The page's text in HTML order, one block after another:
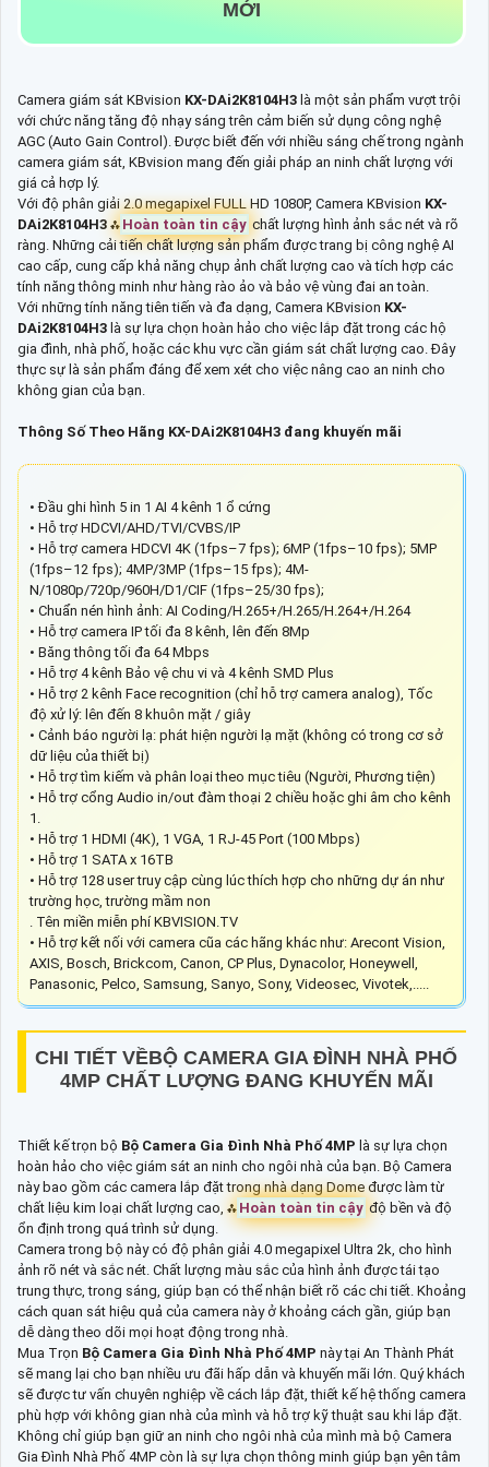
MỚI
Camera giám sát KBvision KX-DAi2K8104H3 là một sản phẩm vượt trội
với chức năng tăng độ nhạy sáng trên cảm biến sử dụng công nghệ
AGC (Auto Gain Control). Được biết đến với nhiều sáng chế trong ngành
camera giám sát, KBvision mang đến giải pháp an ninh chất lượng với
giá cả hợp lý.
Với độ phân giải 2.0 megapixel FULL HD 1080P, Camera KBvision KX-
DAi2K8104H3 ⁂ Hoàn toàn tin cậy chất lượng hình ảnh sắc nét và rõ
ràng. Những cải tiến chất lượng sản phẩm được trang bị công nghệ AI
cao cấp, cung cấp khả năng chụp ảnh chất lượng cao và tích hợp các
tính năng thông minh như hàng rào ảo và bảo vệ vùng đai an toàn.
Với những tính năng tiên tiến và đa dạng, Camera KBvision KX-
DAi2K8104H3 là sự lựa chọn hoàn hảo cho việc lắp đặt trong các hộ
gia đình, nhà phố, hoặc các khu vực cần giám sát chất lượng cao. Đây
thực sự là sản phẩm đáng để xem xét cho việc nâng cao an ninh cho
không gian của bạn.
Thông Số Theo Hãng KX-DAi2K8104H3 đang khuyến mãi
• Đầu ghi hình 5 in 1 AI 4 kênh 1 ổ cứng
• Hỗ trợ HDCVI/AHD/TVI/CVBS/IP
• Hỗ trợ camera HDCVI 4K (1fps–7 fps); 6MP (1fps–10 fps); 5MP
(1fps–12 fps); 4MP/3MP (1fps–15 fps); 4M-
N/1080p/720p/960H/D1/CIF (1fps–25/30 fps);
• Chuẩn nén hình ảnh: AI Coding/H.265+/H.265/H.264+/H.264
• Hỗ trợ camera IP tối đa 8 kênh, lên đến 8Mp
• Băng thông tối đa 64 Mbps
• Hỗ trợ 4 kênh Bảo vệ chu vi và 4 kênh SMD Plus
• Hỗ trợ 2 kênh Face recognition (chỉ hỗ trợ camera analog), Tốc
độ xử lý: lên đến 8 khuôn mặt / giây
• Cảnh báo người lạ: phát hiện người lạ mặt (không có trong cơ sở
dữ liệu của thiết bị)
• Hỗ trợ tìm kiếm và phân loại theo mục tiêu (Người, Phương tiện)
• Hỗ trợ cổng Audio in/out đàm thoại 2 chiều hoặc ghi âm cho kênh
1.
• Hỗ trợ 1 HDMI (4K), 1 VGA, 1 RJ-45 Port (100 Mbps)
• Hỗ trợ 1 SATA x 16TB
• Hỗ trợ 128 user truy cập cùng lúc thích hợp cho những dự án như
trường học, trường mầm non
. Tên miền miễn phí KBVISION.TV
• Hỗ trợ kết nối với camera cũa các hãng khác như: Arecont Vision,
AXIS, Bosch, Brickcom, Canon, CP Plus, Dynacolor, Honeywell,
Panasonic, Pelco, Samsung, Sanyo, Sony, Videosec, Vivotek,.....
CHI TIẾT VỀBỘ CAMERA GIA ĐÌNH NHÀ PHỐ
4MPCHẤT LƯỢNG ĐANG KHUYẾN MÃI
Thiết kế trọn bộ Bộ Camera Gia Đình Nhà Phố 4MP là sự lựa chọn
hoàn hảo cho việc giám sát an ninh cho ngôi nhà của bạn. Bộ Camera
này bao gồm các camera lắp đặt trong nhà dạng Dome được làm từ
chất liệu kim loại chất lượng cao, ⁂ Hoàn toàn tin cậy độ bền và độ
ổn định trong quá trình sử dụng.
Camera trong bộ này có độ phân giải 4.0 megapixel Ultra 2k, cho hình
ảnh rõ nét và sắc nét. Chất lượng màu sắc của hình ảnh được tái tạo
trung thực, trong sáng, giúp bạn có thể nhận biết rõ các chi tiết. Khoảng
cách quan sát hiệu quả của camera này ở khoảng cách gần, giúp bạn
dễ dàng theo dõi mọi hoạt động trong nhà.
Mua Trọn Bộ Camera Gia Đình Nhà Phố 4MP này tại An Thành Phát
sẽ mang lại cho bạn nhiều ưu đãi hấp dẫn và khuyến mãi lớn. Quý khách
sẽ được tư vấn chuyên nghiệp về cách lắp đặt, thiết kế hệ thống camera
phù hợp với không gian nhà của mình và hỗ trợ kỹ thuật sau khi lắp đặt.
Không chỉ giúp bạn giữ an ninh cho ngôi nhà của mình mà bộ Camera
Gia Đình Nhà Phố 4MP còn là sự lựa chọn thông minh giúp bạn yên tâm